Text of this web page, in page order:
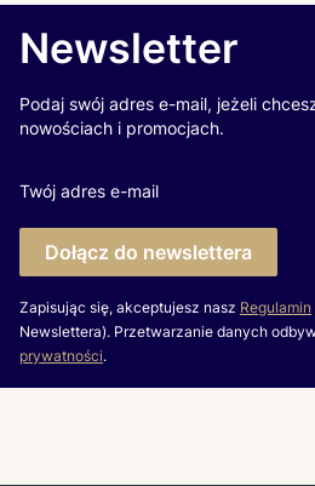
Newsletter
Podaj swój adres e-mail, jeżeli
nowościach i promocjach.
Twój adres e-mail
Dołącz do newslettera
Zapisując się, akceptujesz nasz Regulamin
Newslettera). Przetwarzanie danych
prywatności.